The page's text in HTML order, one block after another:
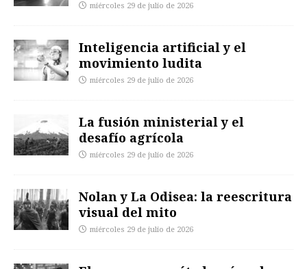
miércoles 29 de julio de 2026
Inteligencia artificial y el
movimiento ludita
miércoles 29 de julio de 2026
La fusión ministerial y el
desafío agrícola
miércoles 29 de julio de 2026
Nolan y La Odisea: la reescritura
visual del mito
miércoles 29 de julio de 2026